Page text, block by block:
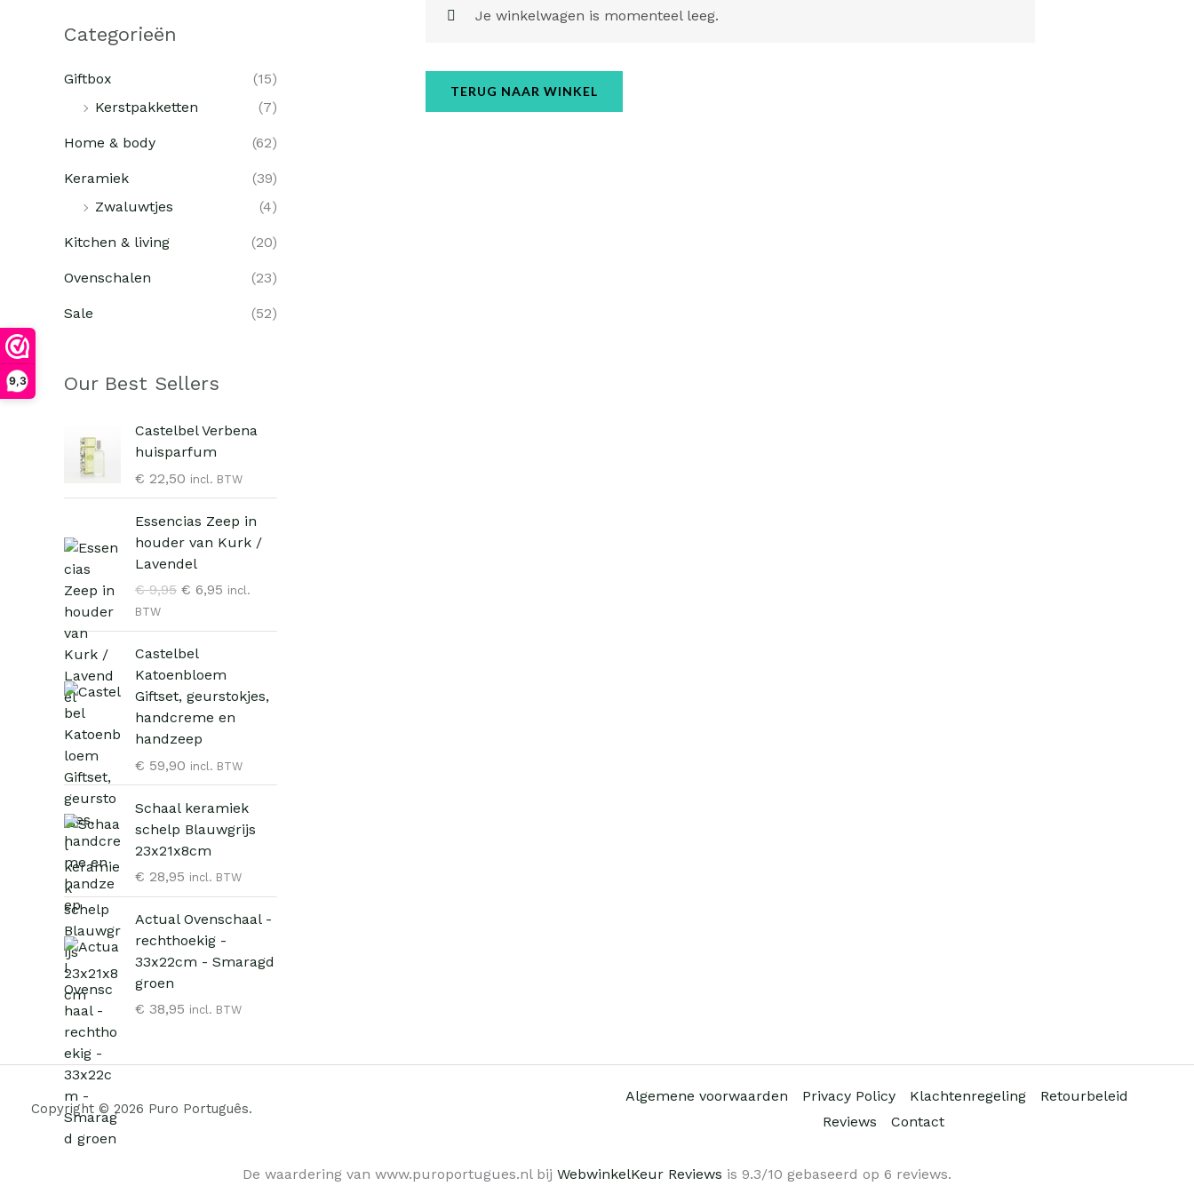
9,3
Categorieën
Giftbox
(15)
Kerstpakketten
(7)
Home & body (62)
Keramiek
(39)
Zwaluwtjes
(4)
Kitchen & living (20)
Ovenschalen (23)
Sale (52)
Our Best Sellers
Castelbel Verbena
huisparfum
€ 22,50 incl. BTW
Essencias Zeep in
houder van Kurk /
Lavendel
€9,95 p
n
k
e
l
i
j
k
e
p
r
i
j
s
w
a
:
9
9
€ 6,95
r
i
j
i
s
:
€
6
,
9
5
.
incl.
BTW
Castelbel
Katoenbloem
Giftset, geurstokjes,
handcreme en
handzeep
€ 59,90 incl. BTW
Schaal keramiek
schelp Blauwgrijs
23x21x8cm
€ 28,95 incl. BTW
Actual Ovenschaal -
rechthoekig -
33x22cm - Smaragd
groen
€ 38,95 incl. BTW
Je winkelwagen is momenteel leeg.
TERUG NAAR WINKEL
Copyright © 2026 Puro Português.
Algemene voorwaarden Privacy Policy Klachtenregeling
Retourbeleid
Reviews
Contact
De waardering van www.puroportugues.nl bij WebwinkelKeur Reviews is 9.3/10 gebaseerd op 6 reviews.